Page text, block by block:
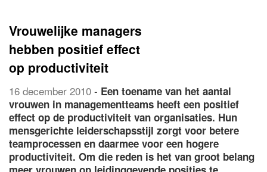
Vrouwelijke managers
hebben positief effect
op productiviteit
16 december 2010 - Een toename van het aantal
vrouwen in managementteams heeft een positief
effect op de productiviteit van organisaties. Hun
mensgerichte leiderschapsstijl zorgt voor betere
teamprocessen en daarmee voor een hogere
productiviteit. Om die reden is het van groot belang